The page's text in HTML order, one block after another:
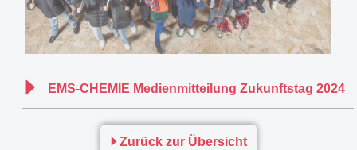
EMS-CHEMIE Medienmitteilung Zukunftstag 2024
Zurück zur Übersicht